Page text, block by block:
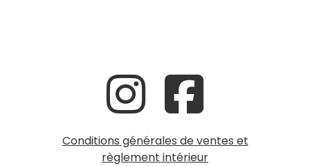
Conditions générales de ventes et
règlement intérieur